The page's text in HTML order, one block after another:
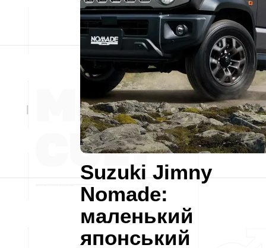
Suzuki Jimny
Nomade:
маленький
японський